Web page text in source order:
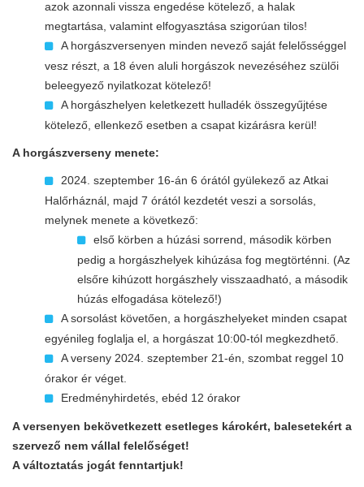
azok azonnali vissza engedése kötelező, a halak
megtartása, valamint elfogyasztása szigorúan tilos!
A horgászversenyen minden nevező saját felelősséggel
vesz részt, a 18 éven aluli horgászok nevezéséhez szülői
beleegyező nyilatkozat kötelező!
A horgászhelyen keletkezett hulladék összegyűjtése
kötelező, ellenkező esetben a csapat kizárásra kerül!
A horgászverseny menete:
2024. szeptember 16-án 6 órától gyülekező az Atkai
Halőrháznál, majd 7 órától kezdetét veszi a sorsolás,
melynek menete a következő:
első körben a húzási sorrend, második körben
pedig a horgászhelyek kihúzása fog megtörténni. (Az
elsőre kihúzott horgászhely visszaadható, a második
húzás elfogadása kötelező!)
A sorsolást követően, a horgászhelyeket minden csapat
egyénileg foglalja el, a horgászat 10:00-tól megkezdhető.
A verseny 2024. szeptember 21-én, szombat reggel 10
órakor ér véget.
Eredményhirdetés, ebéd 12 órakor
A versenyen bekövetkezett esetleges károkért, balesetekért a
szervező nem vállal felelőséget!
A változtatás jogát fenntartjuk!